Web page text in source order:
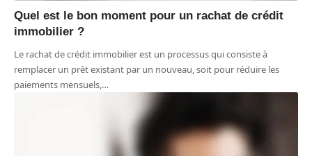
Quel est le bon moment pour un rachat de crédit
immobilier ?
Le rachat de crédit immobilier est un processus qui consiste à
remplacer un prêt existant par un nouveau, soit pour réduire les
paiements mensuels,…